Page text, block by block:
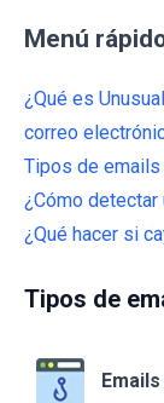
Menú
¿Qué es
correo
Tipos de
¿Cómo
¿Qué hacer si
Tipos de